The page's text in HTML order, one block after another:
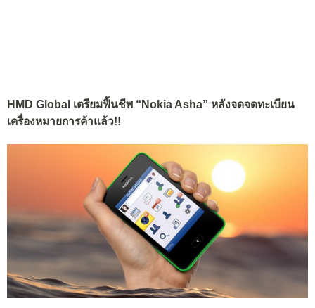
HMD Global เตรียมฟื้นชีพ “Nokia Asha” หลังจดจดทะเบียน
เครื่องหมายการค้าแล้ว!!